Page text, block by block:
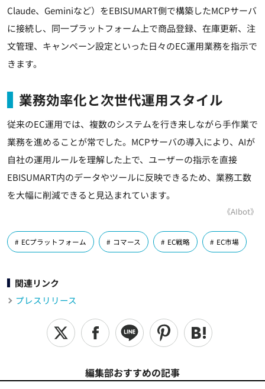
Claude、Geminiなど）をEBISUMART側で構築したMCPサーバ
に接続し、同一プラットフォーム上で商品登録、在庫更新、注
文管理、キャンペーン設定といった日々のEC運用業務を指示で
きます。
業務効率化と次世代運用スタイル
従来のEC運用では、複数のシステムを行き来しながら手作業で
業務を進めることが常でした。MCPサーバの導入により、AIが
自社の運用ルールを理解した上で、ユーザーの指示を直接
EBISUMART内のデータやツールに反映できるため、業務工数
を大幅に削減できると見込まれています。
《AIbot》
ECプラットフォーム コマース EC戦略 EC市場
関連リンク
プレスリリース
編集部おすすめの記事